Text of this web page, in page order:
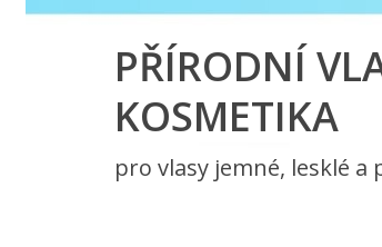
PŘÍRODNÍ
KOSMETIKA
pro vlasy jemné, lesklé a